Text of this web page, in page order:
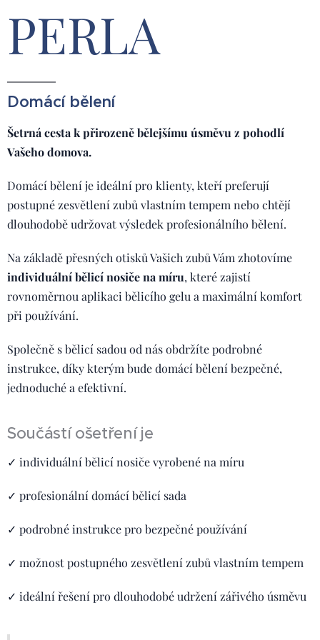
PERLA
Domácí bělení
Šetrná cesta k přirozeně bělejšímu úsměvu z pohodlí
Vašeho domova.
Domácí bělení je ideální pro klienty, kteří preferují
postupné zesvětlení zubů vlastním tempem nebo chtějí
dlouhodobě udržovat výsledek profesionálního bělení.
Na základě přesných otisků Vašich zubů Vám zhotovíme
individuální bělicí nosiče na míru, které zajistí
rovnoměrnou aplikaci bělicího gelu a maximální komfort
při používání.
Společně s bělicí sadou od nás obdržíte podrobné
instrukce, díky kterým bude domácí bělení bezpečné,
jednoduché a efektivní.
Součástí ošetření je
✓ individuální bělicí nosiče vyrobené na míru
✓ profesionální domácí bělicí sada
✓ podrobné instrukce pro bezpečné používání
✓ možnost postupného zesvětlení zubů vlastním tempem
✓ ideální řešení pro dlouhodobé udržení zářivého úsměvu